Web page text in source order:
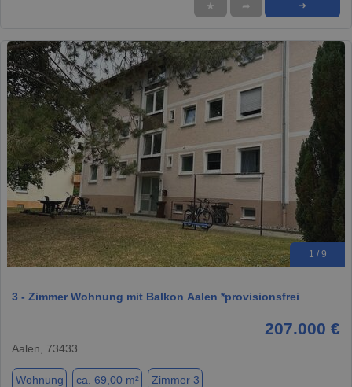
★ ➦ ➜
1 / 9
3 - Zimmer Wohnung mit Balkon Aalen *provisionsfrei
207.000 €
Aalen, 73433
Wohnung ca. 69,00 m² Zimmer 3